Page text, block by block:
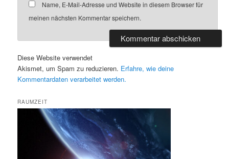
Name, E-Mail-Adresse und Website in diesem Browser für
meinen nächsten Kommentar speichern.
Diese Website verwendet
Akismet, um Spam zu reduzieren. Erfahre, wie deine
Kommentardaten verarbeitet werden.
RAUMZEIT